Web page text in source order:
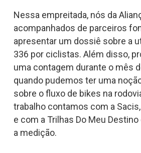
Nessa empreitada, nós da
acompanhados de parceiros
apresentar um dossiê sobre a
336 por ciclistas. Além disso,
uma contagem durante o mês
quando pudemos ter uma
sobre o fluxo de bikes na
trabalho contamos com a
e com a Trilhas Do Meu
a medição.